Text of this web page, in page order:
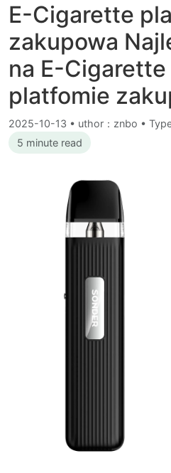
E-Cigarette
zakupowa
na E-
platfomie
2025-10-13 • uthor：znbo •
5 minute read